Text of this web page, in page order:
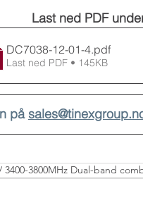
Last ned PDF
DC7038-12-01-4.pdf
Last ned PDF • 145KB
på
3400-3800MHz Dual-band